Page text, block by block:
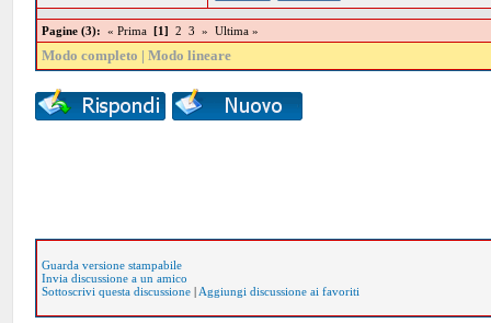
Pagine (3): « Prima [1] 2 3 » Ultima »
Modo completo |Modo lineare
Guarda versione stampabile
Invia discussione a un amico
Sottoscrivi questa discussione | Aggiungi discussione ai favoriti